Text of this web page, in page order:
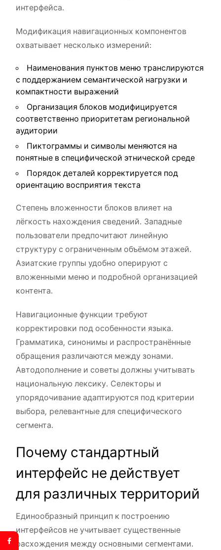
интерфейса.
Модификация навигационных компонентов
охватывает несколько измерений:
Наименования пунктов меню транслируются
с поддержанием семантической нагрузки и
компактности выражений
Организация блоков модифицируется
соответственно приоритетам региональной
аудитории
Пиктограммы и символы меняются на
понятные в специфической этнической среде
Порядок деталей корректируется под
ориентацию восприятия текста
Степень вложенности блоков влияет на
лёгкость нахождения сведений. Западные
пользователи предпочитают линейную
структуру с ограниченным объёмом этажей.
Азиатские группы удобно оперируют с
вложенными меню и подробной организацией
контента.
Навигационные функции требуют
корректировки под особенности языка.
Грамматика, синонимы и распространённые
обращения различаются между зонами.
Автодополнение и советы должны учитывать
национальную лексику. Селекторы и
упорядочивание адаптируются под критерии
выбора, релевантные для специфического
сегмента.
Почему стандартный
интерфейс не действует
для различных территорий
Единообразный принцип к построению
интерфейсов не учитывает существенные
расхождения между основными сегментами.